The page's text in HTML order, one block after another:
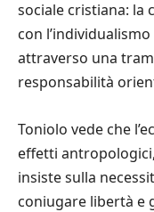
sociale cristiana: la
con
attraverso una
responsabilità
Toniolo vede che
effetti
insiste sulla
coniugare libertà e